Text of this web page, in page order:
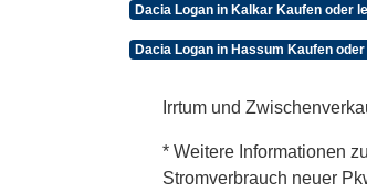
Dacia Logan in Kalkar Kaufen oder
Dacia Logan in Hassum Kaufen
Irrtum und
* Weitere Informationen
Stromverbrauch neuer